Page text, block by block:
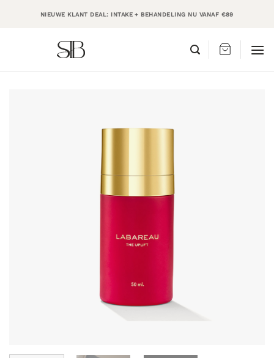
NIEUWE KLANT DEAL: INTAKE + BEHANDELING NU VANAF €89